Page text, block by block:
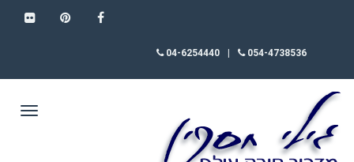
054-4738536
04-6254440